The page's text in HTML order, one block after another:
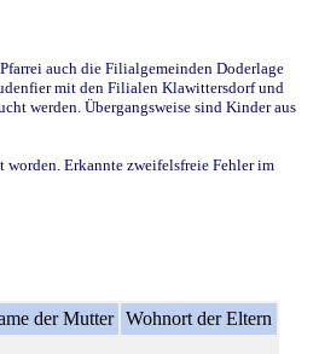
auch die Filialgemeinden Doderlage
mit den Filialen Klawittersdorf und
werden. Übergangsweise sind Kinder aus
Erkannte zweifelsfreie Fehler im
der Mutter Wohnort der Eltern